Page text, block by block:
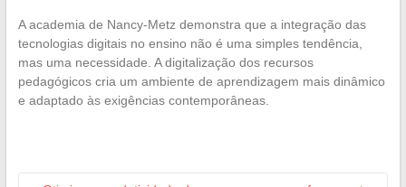
A academia de Nancy-Metz demonstra que a integração das
tecnologias digitais no ensino não é uma simples tendência,
mas uma necessidade. A digitalização dos recursos
pedagógicos cria um ambiente de aprendizagem mais dinâmico
e adaptado às exigências contemporâneas.